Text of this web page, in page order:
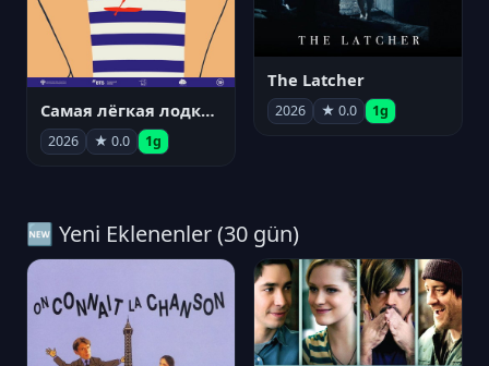
Самая лёгкая лодка в мире
2026 ★ 0.0 1g
The Latcher
2026 ★ 0.0 1g
🆕 Yeni Eklenenler (30 gün)